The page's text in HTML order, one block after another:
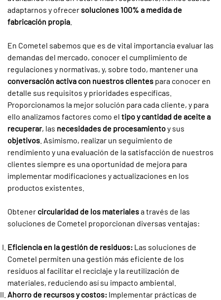
adaptarnos y ofrecer soluciones 100% a medida de
fabricación propia
En Cometel sabemos que es de vital importancia evaluar las
demandas del mercado, conocer el cumplimiento de
regulaciones y normativas, y, sobre todo, mantener una
conversación activa con nuestros clientes para conocer en
detalle sus requisitos y prioridades específicas.
Proporcionamos la mejor solución para cada cliente, y para
ello analizamos factores como el tipo y cantidad de aceite a
recuperar, las necesidades de procesamientoy sus
objetivos . Asimismo, realizar un seguimiento de
rendimiento y una evaluación de la satisfacción de nuestros
clientes siempre es una oportunidad de mejora para
implementar modificaciones y actualizaciones en los
productos existentes.
Obtener circularidad de los materialesa través de las
soluciones de Cometel proporcionan diversas ventajas:
Eficiencia en la gestión de residuos: Las soluciones de
Cometel permiten una gestión más eficiente de los
residuos al facilitar el reciclaje y la reutilización de
materiales, reduciendo así su impacto ambiental.
Ahorro de recursos y costos: Implementar prácticas de